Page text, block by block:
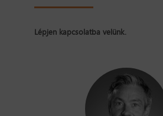
Lépjen kapcsolatba velünk.